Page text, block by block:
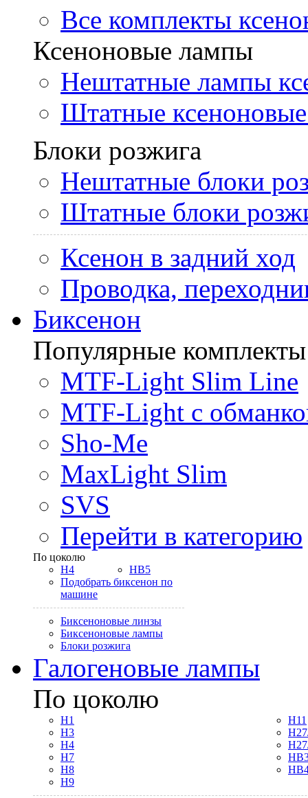
Все комплекты
Ксеноновые лампы
Нештатные лампы
Штатные
Блоки розжига
Нештатные блоки
Штатные блоки
Ксенон в задний ход
Проводка,
Биксенон
Популярные комплекты
MTF-Light Slim Line
MTF-Light с
Sho-Me
MaxLight Slim
SVS
Перейти в категорию
По цоколю
H4
HB5
Подобрать биксенон по
машине
Биксеноновые линзы
Биксеноновые лампы
Блоки розжига
Галогеновые лампы
По цоколю
H1
H3
H4
H7
H8
H9
H11